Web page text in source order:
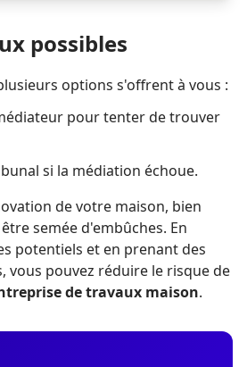
possibles
options s'offrent à vous :
pour tenter de trouver
si la médiation échoue.
de votre maison, bien
semée d'embûches. En
potentiels et en prenant des
vous pouvez réduire le risque de
de travaux maison.